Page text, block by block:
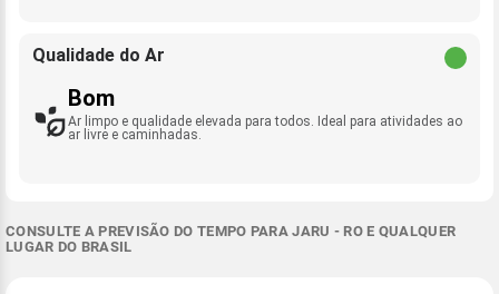
Qualidade do Ar
Bom
Ar limpo e qualidade elevada para todos. Ideal para atividades ao
ar livre e caminhadas.
CONSULTE A PREVISÃO DO TEMPO PARA JARU - RO E QUALQUER
LUGAR DO BRASIL